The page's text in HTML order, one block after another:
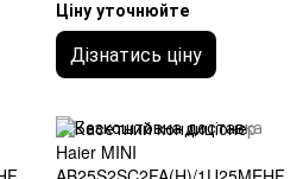
Ціну уточнюйте
Дізнатись ціну